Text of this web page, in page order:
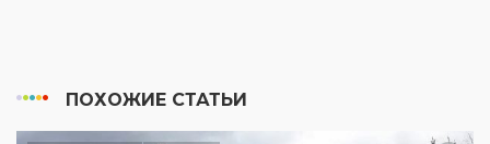
ПОХОЖИЕ СТАТЬИ